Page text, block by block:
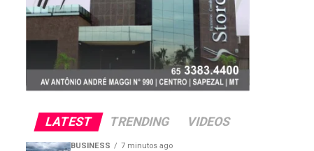
LATEST TRENDING VIDEOS
BUSINESS 7 minutos ago